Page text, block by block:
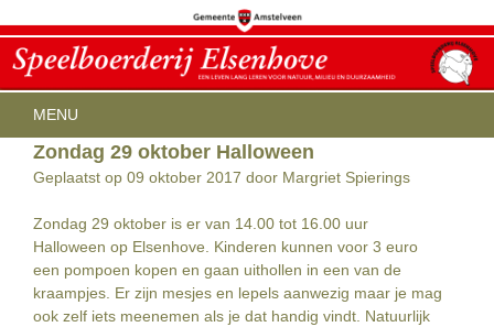
Menu
SPRING NAAR INHOUD
MENU
HOME
OPENINGSTIJDEN
ACTIVITEITEN
AGENDA
KINDERFEESTJES
THEEHUIS IN DEN PAPPOT
BEREIKBAARHEID
CONTACT
ELSENHOVE CITY FARM
Zondag 29 oktober Halloween
Geplaatst op 09 oktober 2017 door Margriet Spierings
Zondag 29 oktober is er van 14.00 tot 16.00 uur
Halloween op Elsenhove. Kinderen kunnen voor 3 euro
een pompoen kopen en gaan uithollen in een van de
kraampjes. Er zijn mesjes en lepels aanwezig maar je mag
ook zelf iets meenemen als je dat handig vindt. Natuurlijk